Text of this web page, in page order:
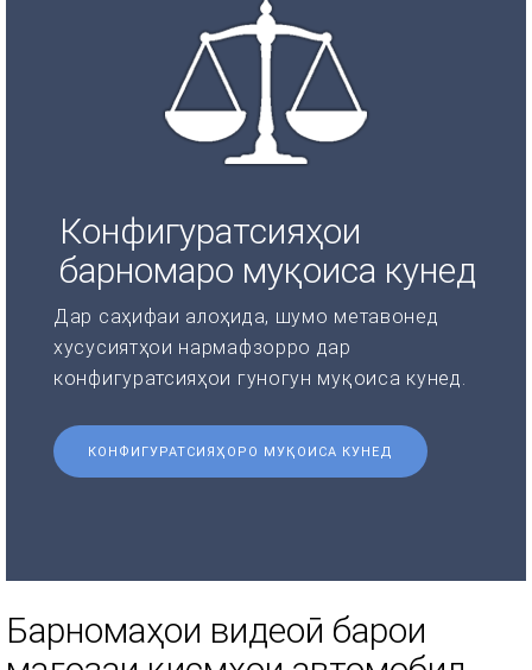
Конфигуратсияҳои
барномаро муқоиса кунед
Дар саҳифаи алоҳида, шумо метавонед
хусусиятҳои нармафзорро дар
конфигуратсияҳои гуногун муқоиса кунед.
КОНФИГУРАТСИЯҲОРО МУҚОИСА КУНЕД
Барномаҳои видеоӣ барои